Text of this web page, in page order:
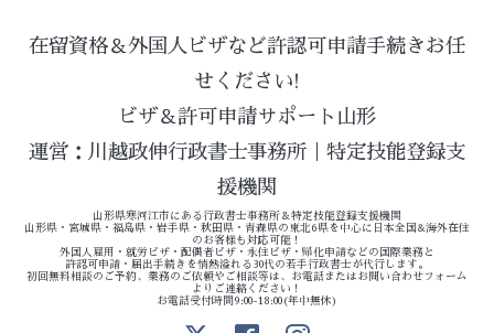
在留資格＆外国人ビザなど許認可申請手続きお任
せください!
ビザ＆許可申請サポート山形
運営：川越政伸行政書士事務所｜特定技能登録支
援機関
山形県寒河江市にある行政書士事務所＆特定技能登録支援機関
山形県・宮城県・福島県・岩手県・秋田県・青森県の東北6県を中心に日本全国&海外在住
のお客様も対応可能！
外国人雇用・就労ビザ・配偶者ビザ・永住ビザ・帰化申請などの国際業務と
許認可申請・届出手続きを情熱溢れる30代の若手行政書士が代行します。
初回無料相談のご予約、業務のご依頼やご相談等は、お電話またはお問い合わせフォーム
よりご連絡ください！
お電話受付時間9:00-18:00(年中無休)